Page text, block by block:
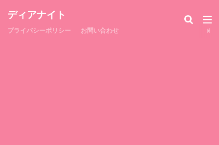
ディアナイト
プライバシーポリシー お問い合わせ